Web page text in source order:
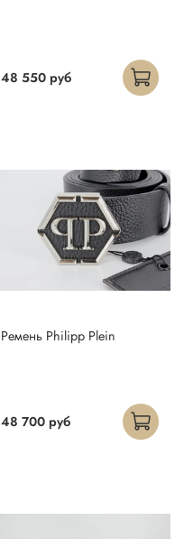
48 550 руб
Ремень Philipp Plein
48 700 руб